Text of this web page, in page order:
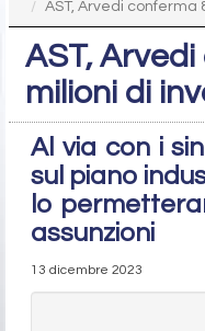
AST, Arvedi conferma
AST,
milioni di
Al via con i
sul piano
lo
assunzioni
13 dicembre 2023